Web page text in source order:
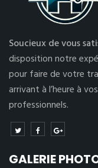
Soucieux de vous
disposition notre
pour faire de votre
arrivant à l’heure à
professionnels.
GALERIE